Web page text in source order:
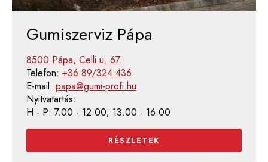
Gumiszerviz Pápa
8500 Pápa, Celli u. 67.
Telefon: +36 89/324 436
E-mail: papa@gumi-profi.hu
Nyitvatartás:
H - P: 7.00 - 12.00; 13.00 - 16.00
RÉSZLETEK